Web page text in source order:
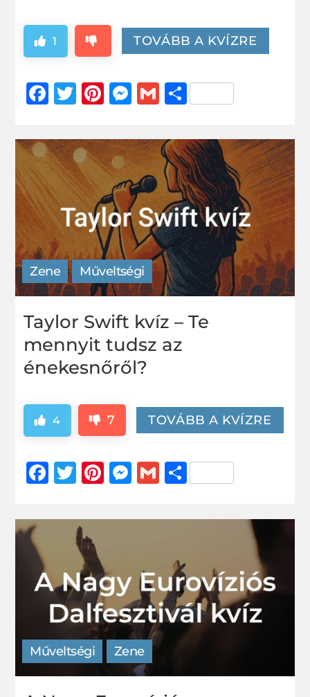
1 TOVÁBB A KVÍZRE
Facebook
Twitter
Pinterest
Messenger
GmailOssza
Zene Műveltségi
Taylor Swift kvíz – Te
mennyit tudsz az
énekesnőről?
4 7 TOVÁBB A KVÍZRE
Facebook
Twitter
Pinterest
Messenger
GmailOssza
Műveltségi Zene